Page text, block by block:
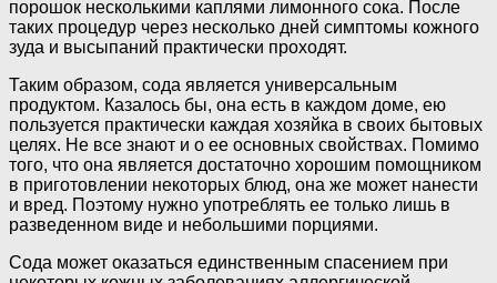
порошок несколькими каплями лимонного сока. После
таких процедур через несколько дней симптомы кожного
зуда и высыпаний практически проходят.
Таким образом, сода является универсальным
продуктом. Казалось бы, она есть в каждом доме, ею
пользуется практически каждая хозяйка в своих бытовых
целях. Не все знают и о ее основных свойствах. Помимо
того, что она является достаточно хорошим помощником
в приготовлении некоторых блюд, она же может нанести
и вред. Поэтому нужно употреблять ее только лишь в
разведенном виде и небольшими порциями.
Сода может оказаться единственным спасением при